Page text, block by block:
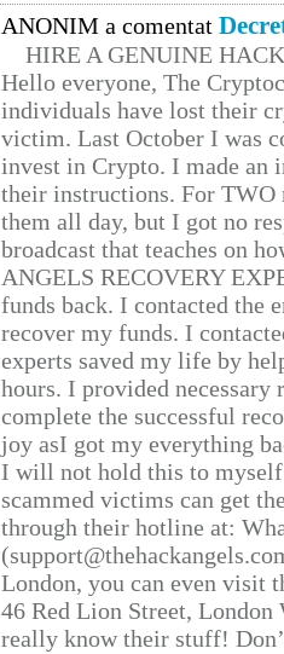
ANONIM a comentat
HIRE A GENUINE
Hello everyone, The
individuals have lost their
victim. Last October I was
invest in Crypto. I made
their instructions. For TWO
them all day, but I got no
broadcast that teaches on
ANGELS RECOVERY
funds back. I contacted the
recover my funds. I
experts saved my life by
hours. I provided
complete the successful
joy asI got my everything
I will not hold this to
scammed victims can get
through their hotline at:
London, you can even visit
46 Red Lion Street, London
really know their stuff!